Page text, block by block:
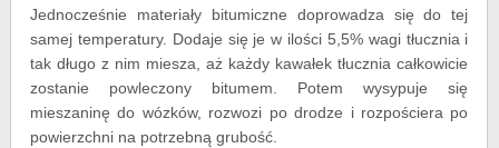
Jednocześnie materiały bitumiczne doprowadza się do tej
samej temperatury. Dodaje się je w ilości 5,5% wagi tłucznia i
tak długo z nim miesza, aż każdy kawałek tłucznia całkowicie
zostanie powleczony bitumem. Potem wysypuje się
mieszaninę do wózków, rozwozi po drodze i rozpościera po
powierzchni na potrzebną grubość.